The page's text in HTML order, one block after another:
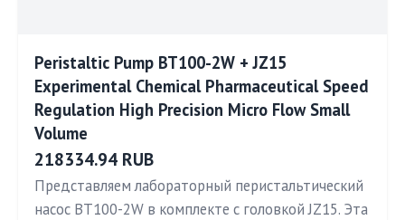
Peristaltic Pump BT100-2W + JZ15
Experimental Chemical Pharmaceutical Speed
Regulation High Precision Micro Flow Small
Volume
218334.94 RUB
Представляем лабораторный перистальтический
насос BT100-2W в комплекте с головкой JZ15. Эта